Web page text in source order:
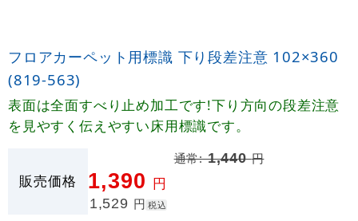
フロアカーペット用標識 下り段差注意 102×360
(819-563)
表面は全面すべり止め加工です!下り方向の段差注意
を見やすく伝えやすい床用標識です。
販売価格
通常:1,440円
1,390 円
1,529 円 税込